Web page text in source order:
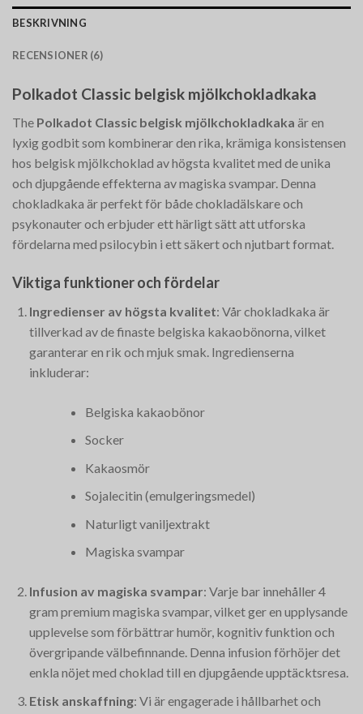
BESKRIVNING
RECENSIONER (6)
Polkadot Classic belgisk mjölkchokladkaka
The Polkadot Classic belgisk mjölkchokladkaka är en
lyxig godbit som kombinerar den rika, krämiga konsistensen
hos belgisk mjölkchoklad av högsta kvalitet med de unika
och djupgående effekterna av magiska svampar. Denna
chokladkaka är perfekt för både chokladälskare och
psykonauter och erbjuder ett härligt sätt att utforska
fördelarna med psilocybin i ett säkert och njutbart format.
Viktiga funktioner och fördelar
Ingredienser av högsta kvalitet: Vår chokladkaka är
tillverkad av de finaste belgiska kakaobönorna, vilket
garanterar en rik och mjuk smak. Ingredienserna
inkluderar:
Belgiska kakaobönor
Socker
Kakaosmör
Sojalecitin (emulgeringsmedel)
Naturligt vaniljextrakt
Magiska svampar
Infusion av magiska svampar: Varje bar innehåller 4
gram premium magiska svampar, vilket ger en upplysande
upplevelse som förbättrar humör, kognitiv funktion och
övergripande välbefinnande. Denna infusion förhöjer det
enkla nöjet med choklad till en djupgående upptäcktsresa.
Etisk anskaffning: Vi är engagerade i hållbarhet och